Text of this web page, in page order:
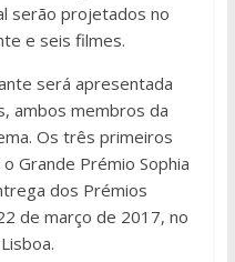
serão projetados no
e seis filmes.
será apresentada
ambos membros da
Os três primeiros
Grande Prémio Sophia
dos Prémios
de março de 2017, no